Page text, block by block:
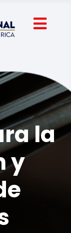
la
y